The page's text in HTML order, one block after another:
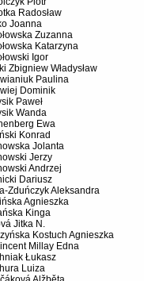
Radosław
Joanna
Zuzanna
Katarzyna
Igor
Zbigniew Władysław
Paulina
Dominik
Paweł
Wanda
Ewa
Konrad
Jolanta
Jerzy
Andrzej
Dariusz
Zduńczyk Aleksandra
Agnieszka
Kinga
Jitka N.
Kostuch Agnieszka
Millay Edna
Łukasz
Luiza